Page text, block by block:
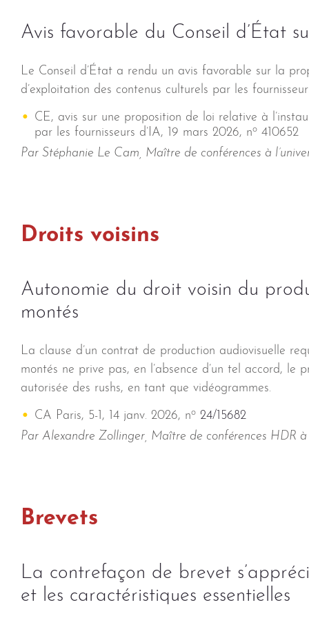
Avis favorable du Conseil d’État
Le Conseil d’État a rendu un avis favorable sur la
d’exploitation des contenus culturels par les
CE, avis sur une proposition de loi relative à
par les fournisseurs d’IA, 19 mars 2026, no 410652
Par Stéphanie Le Cam, Maître de conférences à
Droits voisins
Autonomie du droit voisin du
montés
La clause d’un contrat de production audiovisuelle
montés ne prive pas, en l’absence d’un tel accord, le
autorisée des rushs, en tant que vidéogrammes.
CA Paris, 5-1, 14 janv. 2026, no 24/15682
Par Alexandre Zollinger, Maître de conférences HDR à
Brevets
La contrefaçon de brevet
et les caractéristiques essentielles